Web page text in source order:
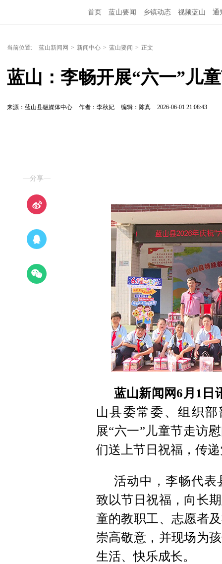
首页 蓝山要闻 乡镇动态 视频蓝山 通
当前位置: 蓝山新闻网 > 新闻中心 > 蓝山要闻 > 正文
蓝山：李畅开展“六一”儿
来源：蓝山县融媒体中心 作者：李秋妃 编辑：陈真 2026-06-01 21:08:43
—分享—
蓝山新闻网6月1日
山县委常委、组织
展“六一”儿童节走访
们送上节日祝福，传
活动中，李畅代表
致以节日祝福，向长
童的教职工、志愿者
崇高敬意，并现场为
生活、快乐成长。